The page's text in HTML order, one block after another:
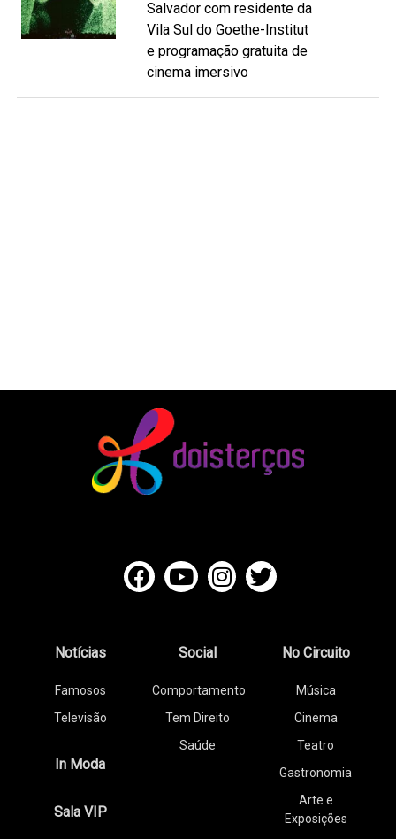
Salvador com residente da
Vila Sul do Goethe-Institut
e programação gratuita de
cinema imersivo
Notícias
Famosos
Televisão
In Moda
Sala VIP
Social
Comportamento
Tem Direito
Saúde
No Circuito
Música
Cinema
Teatro
Gastronomia
Arte e
Exposições